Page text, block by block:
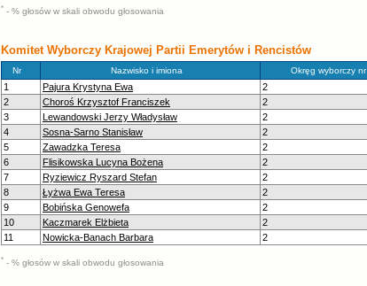
* - % głosów w skali obwodu głosowania
Komitet Wyborczy Krajowej Partii Emerytów i Rencistów
Nr Nazwisko i imiona Okręg wyborczy nr
1 Pajura Krystyna Ewa 2
2
Choroś Krzysztof Franciszek 2
3
Lewandowski Jerzy Władysław 2
4
Sosna-Sarno Stanisław 2
5
Zawadzka Teresa 2
6
Flisikowska Lucyna Bożena 2
7
Ryziewicz Ryszard Stefan 2
8
Łyżwa Ewa Teresa 2
9
Bobińska Genowefa 2
10
Kaczmarek Elżbieta 2
11
Nowicka-Banach Barbara 2
* - % głosów w skali obwodu głosowania